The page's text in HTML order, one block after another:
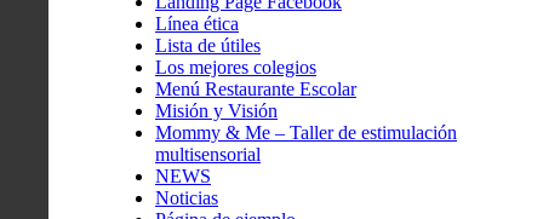
Línea ética
Lista de útiles
Los mejores colegios
Menú Restaurante Escolar
Misión y Visión
Mommy & Me – Taller de estimulación
multisensorial
NEWS
Noticias